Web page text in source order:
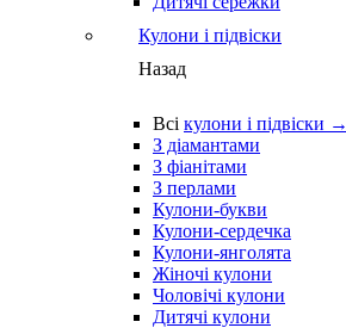
Кулони і підвіски
Назад
Всі кулони і підвіски →
З діамантами
З фіанітами
З перлами
Кулони-букви
Кулони-сердечка
Кулони-янголята
Жіночі кулони
Чоловічі кулони
Дитячі кулони